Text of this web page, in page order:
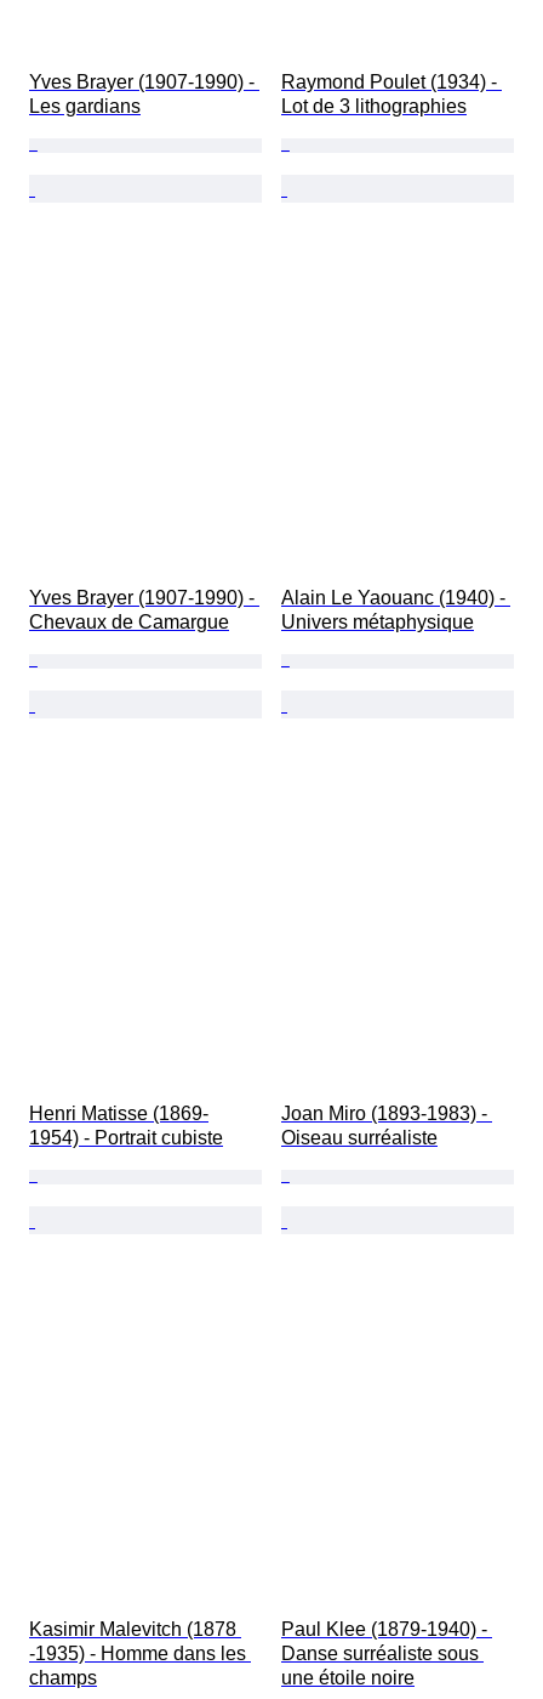
Yves Brayer (1907-1990) -
Les gardians
Raymond Poulet (1934) -
Lot de 3 lithographies
Yves Brayer (1907-1990) -
Chevaux de Camargue
Alain Le Yaouanc (1940) -
Univers métaphysique
Henri Matisse (1869-
1954) - Portrait cubiste
Joan Miro (1893-1983) -
Oiseau surréaliste
Kasimir Malevitch (1878
-1935) - Homme dans les
champs
Paul Klee (1879-1940) -
Danse surréaliste sous
une étoile noire